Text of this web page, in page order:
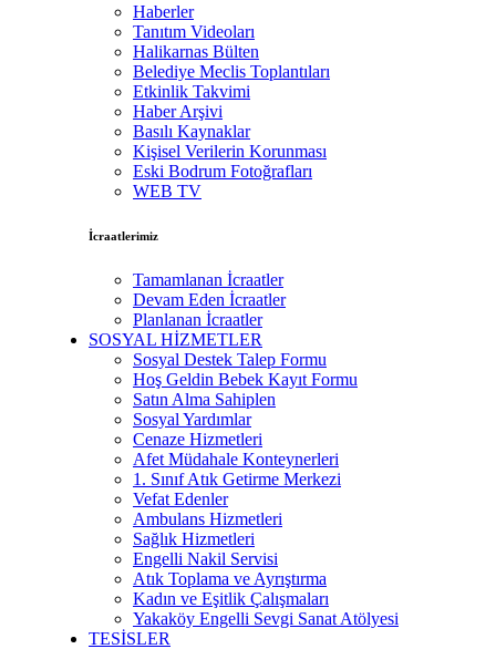
Haberler
Tanıtım Videoları
Halikarnas Bülten
Belediye Meclis Toplantıları
Etkinlik Takvimi
Haber Arşivi
Basılı Kaynaklar
Kişisel Verilerin Korunması
Eski Bodrum Fotoğrafları
WEB TV
İcraatlerimiz
Tamamlanan İcraatler
Devam Eden İcraatler
Planlanan İcraatler
SOSYAL HİZMETLER
Sosyal Destek Talep Formu
Hoş Geldin Bebek Kayıt Formu
Satın Alma Sahiplen
Sosyal Yardımlar
Cenaze Hizmetleri
Afet Müdahale Konteynerleri
1. Sınıf Atık Getirme Merkezi
Vefat Edenler
Ambulans Hizmetleri
Sağlık Hizmetleri
Engelli Nakil Servisi
Atık Toplama ve Ayrıştırma
Kadın ve Eşitlik Çalışmaları
Yakaköy Engelli Sevgi Sanat Atölyesi
TESİSLER